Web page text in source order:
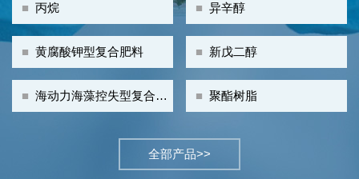
■异辛醇
■ 丙烷
■ 新戊二醇
■ 黄腐酸钾型复合肥料
■聚酯树脂
■ 海动力海藻控失型复合肥
全部产品>>